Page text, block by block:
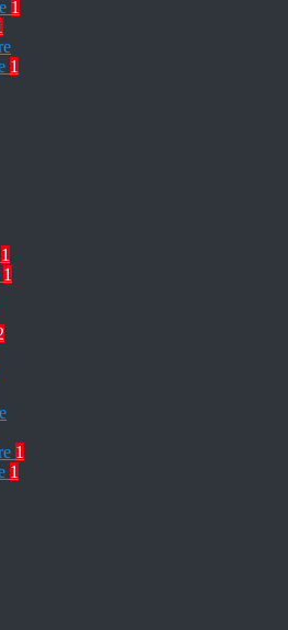
1
1
1
1
1
1